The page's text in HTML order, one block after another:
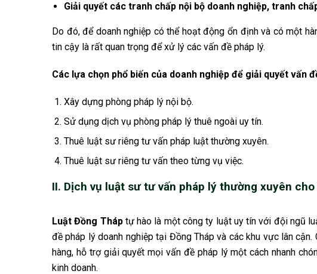
Giải quyết các tranh chấp nội bộ doanh nghiệp, tranh
Do đó, để doanh nghiệp có thể hoạt động ổn định và có một
tin cậy là rất quan trọng để xử lý các vấn đề pháp lý.
Các lựa chọn phổ biến của doanh nghiệp để giải quyết vấn
Xây dựng phòng pháp lý nội bộ.
Sử dụng dịch vụ phòng pháp lý thuê ngoài uy tín.
Thuê luật sư riêng tư vấn pháp luật thường xuyên.
Thuê luật sư riêng tư vấn theo từng vụ việc.
II. Dịch vụ luật sư tư vấn pháp lý thường xuyên
Luật Đồng Tháptự hào là một công ty luật uy tín với đội ngũ
đề pháp lý doanh nghiệp tại Đồng Tháp và các khu vực lân
hàng, hỗ trợ giải quyết mọi vấn đề pháp lý một cách nhanh
kinh doanh.